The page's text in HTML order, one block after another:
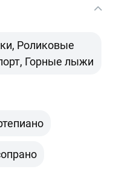
Роликовые
Горные лыжи